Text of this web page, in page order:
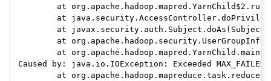
at
at
at
at
at
Caused by: java.io.IOException: Exceeded
at